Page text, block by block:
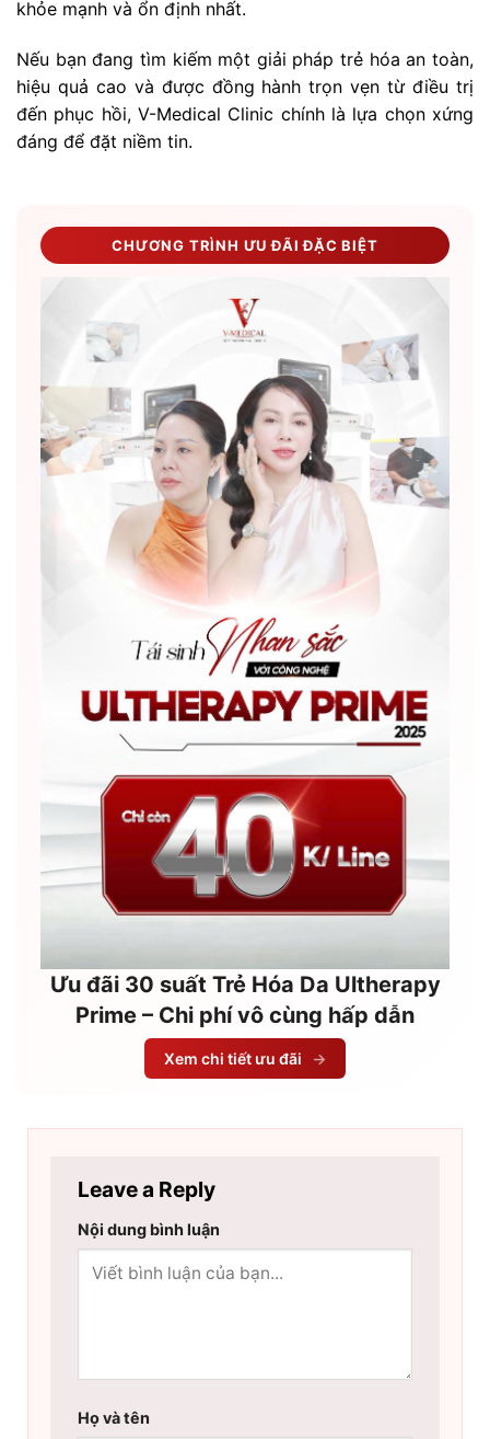
khỏe mạnh và ổn định nhất.
Nếu bạn đang tìm kiếm một giải pháp trẻ hóa an toàn,
hiệu quả cao và được đồng hành trọn vẹn từ điều trị
đến phục hồi, V-Medical Clinic chính là lựa chọn xứng
đáng để đặt niềm tin.
CHƯƠNG TRÌNH ƯU ĐÃI ĐẶC BIỆT
Ưu đãi 30 suất Trẻ Hóa Da Ultherapy
Prime – Chi phí vô cùng hấp dẫn
Xem chi tiết ưu đãi →
Leave a Reply
Nội dung bình luận
Họ và tên